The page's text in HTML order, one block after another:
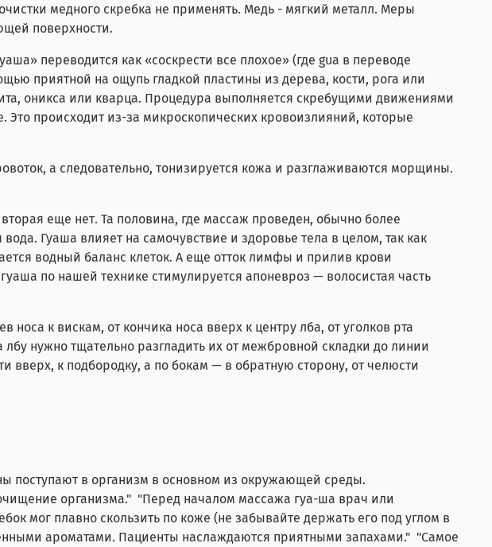
медного скребка не применять. Медь - мягкий металл. Меры
поверхности.
переводится как «соскрести все плохое» (где gua в переводе
приятной на ощупь гладкой пластины из дерева, кости, рога или
оникса или кварца. Процедура выполняется скребущими движениями
происходит из-за микроскопических кровоизлияний, которые
а следовательно, тонизируется кожа и разглаживаются морщины.
еще нет. Та половина, где массаж проведен, обычно более
Гуаша влияет на самочувствие и здоровье тела в целом, так как
водный баланс клеток. А еще отток лимфы и прилив крови
по нашей технике стимулируется апоневроз — волосистая часть
к вискам, от кончика носа вверх к центру лба, от уголков рта
нужно тщательно разгладить их от межбровной складки до линии
вверх, к подбородку, а по бокам — в обратную сторону, от челюсти
поступают в организм в основном из окружающей среды.
организма." "Перед началом массажа гуа-ша врач или
мог плавно скользить по коже (не забывайте держать его под углом в
ароматами. Пациенты наслаждаются приятными запахами." "Самое